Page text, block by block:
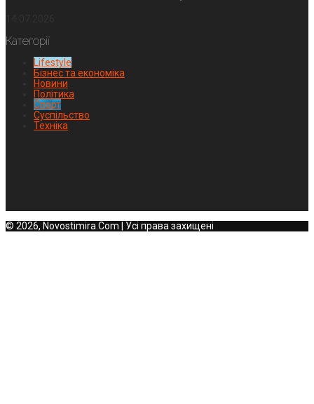
Категорії
Lifestyle
Бізнес та економіка
Новини
Політика
Спорт
Суспільство
Техніка
© 2026, Novostimira.Com | Усі права захищені